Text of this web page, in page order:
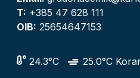
T: +385 47 628 111
OIB: 25654647153
24.3°C
25.0°C